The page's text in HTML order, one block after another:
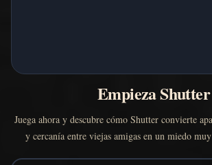
Empieza Shutter
Juega ahora y descubre cómo Shutter convierte
y cercanía entre viejas amigas en un miedo